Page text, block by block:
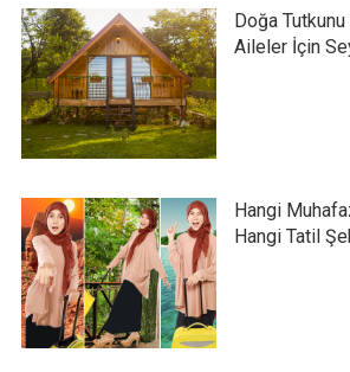
Doğa
Aileler İçin
Hangi
Hangi Tatil